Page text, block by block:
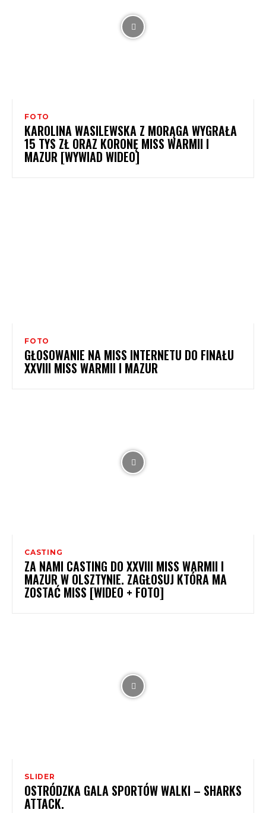
FOTO
KAROLINA WASILEWSKA Z MORĄGA WYGRAŁA
15 TYS ZŁ ORAZ KORONĘ MISS WARMII I
MAZUR [WYWIAD WIDEO]
FOTO
GŁOSOWANIE NA MISS INTERNETU DO FINAŁU
XXVIII MISS WARMII I MAZUR
CASTING
ZA NAMI CASTING DO XXVIII MISS WARMII I
MAZUR W OLSZTYNIE. ZAGŁOSUJ KTÓRA MA
ZOSTAĆ MISS [WIDEO + FOTO]
SLIDER
OSTRÓDZKA GALA SPORTÓW WALKI – SHARKS
ATTACK.